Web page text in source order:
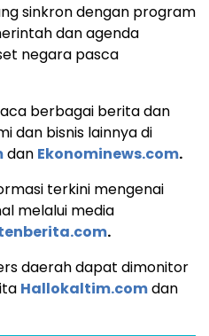
sinkron dengan program
dan agenda
negara pasca
berbagai berita dan
dan bisnis lainnya di
dan Ekonominews.com.
terkini mengenai
melalui media
.
daerah dapat dimonitor
Hallokaltim.comdan